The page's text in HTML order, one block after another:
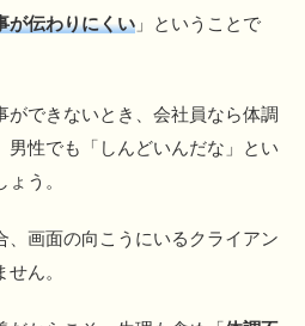
が伝わりにくい 」ということで
ができないとき、会社員なら体調
男性でも「しんどいんだな」とい
う。
、画面の向こうにいるクライアン
ん。